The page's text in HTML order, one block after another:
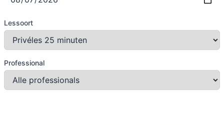
Lessoort
Professional